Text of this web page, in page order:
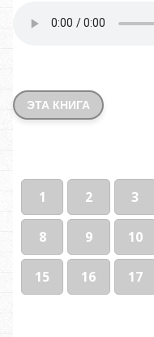
ЭТА КНИГА
1 2 3
8 9 10
15 16 17